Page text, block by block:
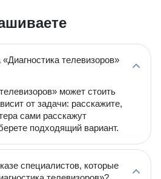
телевизоров»
может стоить
от задачи: расскажите,
сами расскажут
подходящий вариант.
специалистов, которые